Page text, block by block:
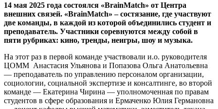
14 мая 2025 года состоялся «BrainMatch» от Центра
внешних связей. «BrainMatch» – состязание, где участвуют
две команды, в каждой из которой объединились студент и
преподаватель. Участники соревнуются между собой в
пяти рубриках: кино, тренды, неигры, шоу и музыка.
На этот раз в первой команде участвовали и.о. руководителя
ЦОММ Анастасия Ульянова и Попазова Ольга Анатольевна
— преподаватель по управлению персоналом организации,
социологии, социальной экспертизе и консалтинге, во второй
команде — Екатерина Чирина — уполномоченная по правам
студентов в сфере образования и Ермаченко Юлия Германовна